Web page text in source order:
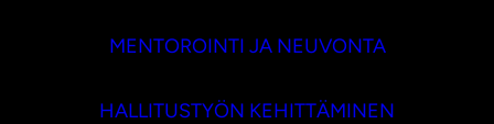
MENTOROINTI JA NEUVONTA
HALLITUSTYÖN KEHITTÄMINEN